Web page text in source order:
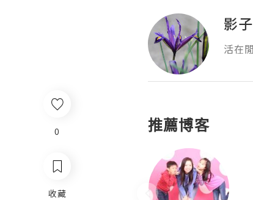
0
收藏
影子
活在
推薦博客